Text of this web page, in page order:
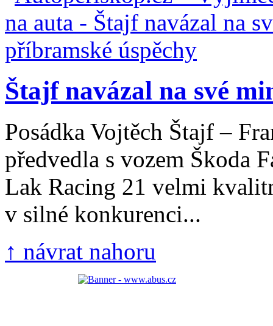
Štajf navázal na své
Posádka Vojtěch Štajf –
předvedla s vozem Škoda
Lak Racing 21 velmi
v silné konkurenci...
↑ návrat nahoru